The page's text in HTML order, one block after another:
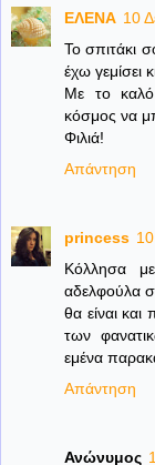
ΕΛΕΝΑ 10
To σπιτάκι
έχω γεμίσει
Με το καλό
κόσμος να
Φιλιά!
Απάντηση
princess
Κόλλησα
αδελφούλα
θα είναι
των
εμένα
Απάντηση
Ανώνυμος